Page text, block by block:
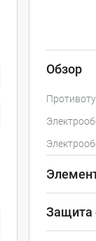
Обзор
Защита